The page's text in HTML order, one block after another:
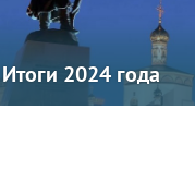
Итоги 2024 года